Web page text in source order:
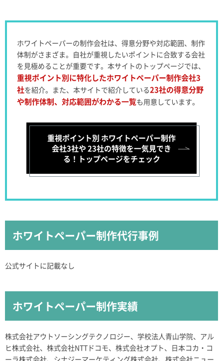
ホワイトペーパーの制作会社は、得意分野や対応範囲、制作
体制がさまざま。自社が重視したいポイントに合致する会社
を見極めることが重要です。 本サイトのトップページでは、
重視ポイント別に特化したホワイトペーパー制作会社3
社を紹介。 また、本サイトで紹介している23社の得意分野
や制作体制、対応範囲がわかる一覧も用意しています。
重視ポイント別 ホワイトペーパー制作
会社3社や23社の特徴を一気見でき
る！トップページをチェック
ホワイトペーパー制作代行事例
公式サイトに記載なし
ホワイトペーパー制作実績
株式会社アウトソーシングテクノロジー、学校法人青山学院、アル
ヒ株式会社、株式会社NTTドコモ、株式会社オプト、日本コカ・コ
ーラ株式会社、シナジーマーケティング株式会社、株式会社ニュー